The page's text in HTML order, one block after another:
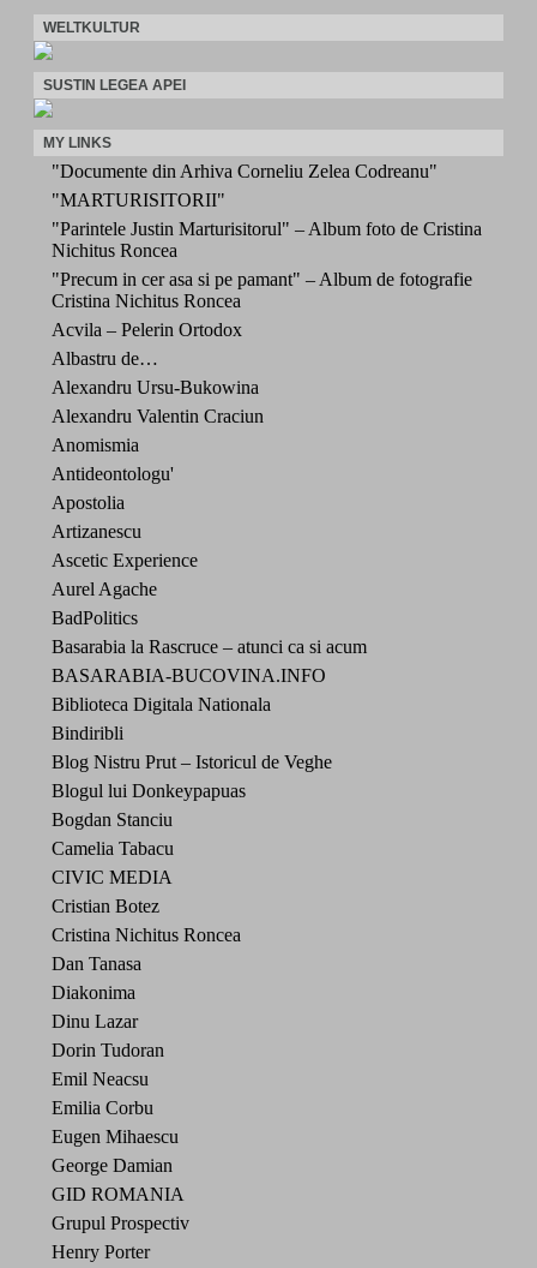
WELTKULTUR
SUSTIN LEGEA APEI
MY LINKS
"Documente din Arhiva Corneliu Zelea Codreanu"
"MARTURISITORII"
"Parintele Justin Marturisitorul" – Album foto de Cristina
Nichitus Roncea
"Precum in cer asa si pe pamant" – Album de fotografie
Cristina Nichitus Roncea
Acvila – Pelerin Ortodox
Albastru de…
Alexandru Ursu-Bukowina
Alexandru Valentin Craciun
Anomismia
Antideontologu'
Apostolia
Artizanescu
Ascetic Experience
Aurel Agache
BadPolitics
Basarabia la Rascruce – atunci ca si acum
BASARABIA-BUCOVINA.INFO
Biblioteca Digitala Nationala
Bindiribli
Blog Nistru Prut – Istoricul de Veghe
Blogul lui Donkeypapuas
Bogdan Stanciu
Camelia Tabacu
CIVIC MEDIA
Cristian Botez
Cristina Nichitus Roncea
Dan Tanasa
Diakonima
Dinu Lazar
Dorin Tudoran
Emil Neacsu
Emilia Corbu
Eugen Mihaescu
George Damian
GID ROMANIA
Grupul Prospectiv
Henry Porter